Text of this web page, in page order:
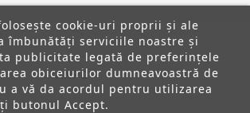
ANPC
cookie-uri proprii și ale
îmbunătăți serviciile noastre și
publicitate legată de preferințele
obiceiurilor dumneavoastră de
a vă da acordul pentru utilizarea
butonul Accept.